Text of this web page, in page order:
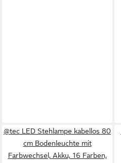
@tec LED Stehlampe kabellos 80
cm Bodenleuchte mit
Farbwechsel, Akku, 16 Farben,